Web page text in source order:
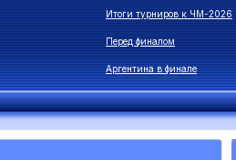
Итоги турниров к ЧМ-2026
Перед финалом
Аргентина в финале